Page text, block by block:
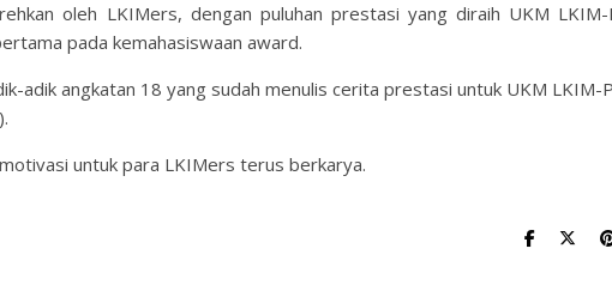
oleh LKIMers, dengan puluhan prestasi yang diraih UKM LKIM-
pada kemahasiswaan award.
adik angkatan 18 yang sudah menulis cerita prestasi untuk UKM LKIM-
untuk para LKIMers terus berkarya.